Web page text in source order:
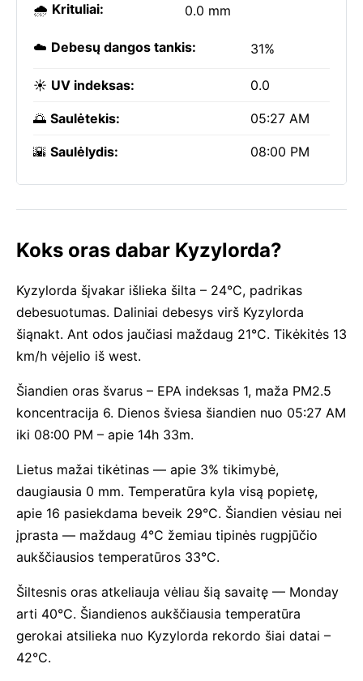
🌧️ Krituliai: 0.0 mm
☁️ Debesų dangos tankis: 31%
☀️ UV indeksas: 0.0
🌅 Saulėtekis: 05:27 AM
🌇 Saulėlydis: 08:00 PM
Koks oras dabar Kyzylorda?
Kyzylorda šįvakar išlieka šilta – 24°C, padrikas
debesuotumas. Daliniai debesys virš Kyzylorda
šiąnakt. Ant odos jaučiasi maždaug 21°C. Tikėkitės 13
km/h vėjelio iš west.
Šiandien oras švarus – EPA indeksas 1, maža PM2.5
koncentracija 6. Dienos šviesa šiandien nuo 05:27 AM
iki 08:00 PM – apie 14h 33m.
Lietus mažai tikėtinas — apie 3% tikimybė,
daugiausia 0 mm. Temperatūra kyla visą popietę,
apie 16 pasiekdama beveik 29°C. Šiandien vėsiau nei
įprasta — maždaug 4°C žemiau tipinės rugpjūčio
aukščiausios temperatūros 33°C.
Šiltesnis oras atkeliauja vėliau šią savaitę — Monday
arti 40°C. Šiandienos aukščiausia temperatūra
gerokai atsilieka nuo Kyzylorda rekordo šiai datai –
42°C.